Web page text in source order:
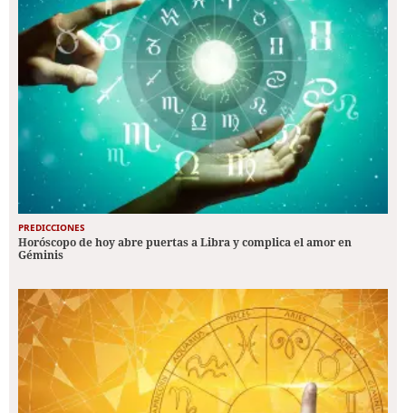
PREDICCIONES
Horóscopo de hoy abre puertas a Libra y complica el amor en
Géminis